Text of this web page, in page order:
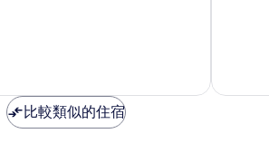
錯，
比較類似的住宿